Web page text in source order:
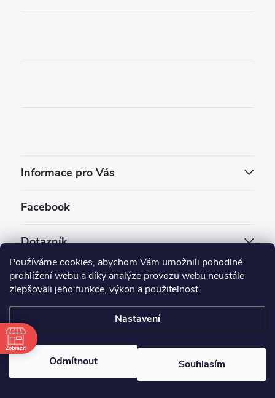
Používáme cookies, abychom Vám umožnili pohodlné
prohlížení webu a díky analýze provozu webu neustále
zlepšovali jeho funkce, výkon a použitelnost.
Nastavení
Odmítnout Souhlasím
Informace pro Vás
Facebook
Dotazník
Jaký styl vapování vám vyhovuje ?
Copyright 2026
Upravit nastavení cookies
Zobrazit